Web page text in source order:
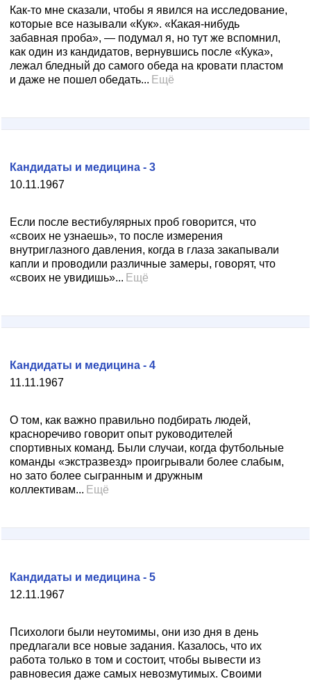
Как-то мне сказали, чтобы я явился на исследование,
которые все называли «Кук». «Какая-нибудь
забавная проба», — подумал я, но тут же вспомнил,
как один из кандидатов, вернувшись после «Кука»,
лежал бледный до самого обеда на кровати пластом
и даже не пошел обедать... Ещё
10.11.1967
Кандидаты и медицина - 3
Если после вестибулярных проб говорится, что
«своих не узнаешь», то после измерения
внутриглазного давления, когда в глаза закапывали
капли и проводили различные замеры, говорят, что
«своих не увидишь»... Ещё
11.11.1967
Кандидаты и медицина - 4
О том, как важно правильно подбирать людей,
красноречиво говорит опыт руководителей
спортивных команд. Были случаи, когда футбольные
команды «экстразвезд» проигрывали более слабым,
но зато более сыгранным и дружным
коллективам... Ещё
12.11.1967
Кандидаты и медицина - 5
Психологи были неутомимы, они изо дня в день
предлагали все новые задания. Казалось, что их
работа только в том и состоит, чтобы вывести из
равновесия даже самых невозмутимых. Своими